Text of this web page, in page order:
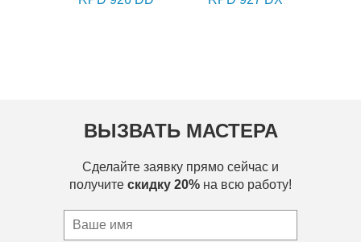
ВЫЗВАТЬ МАСТЕРА
Сделайте заявку прямо сейчас и
получите скидку 20% на всю работу!